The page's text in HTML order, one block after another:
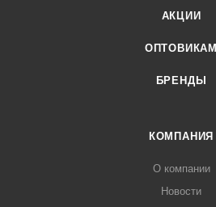
АКЦИИ
ОПТОВИКАМ
БРЕНДЫ
КОМПАНИЯ
О компании
Новости